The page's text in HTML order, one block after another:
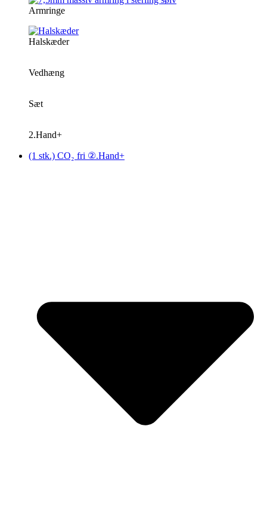
Armringe
Halskæder
Vedhæng
Sæt
2.Hand+
(1 stk.) CO₂ fri ②.Hand+